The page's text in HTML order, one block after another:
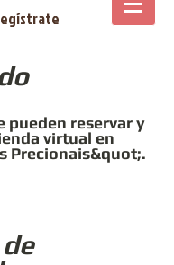
pueden reservar y
virtual en
Precionais&quot;.